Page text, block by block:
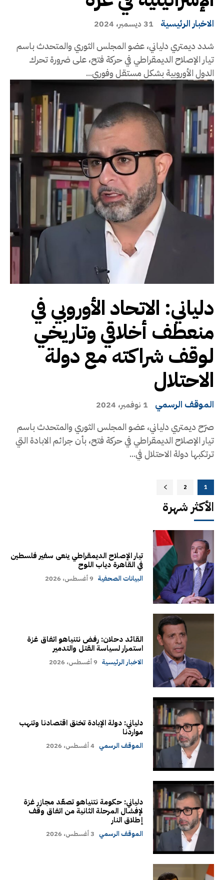
الاخبار الرئيسية 31 ديسمبر، 2024
شدد ديمتري دلياني، عضو المجلس الثوري والمتحدث باسم
تيار الإصلاح الديمقراطي في حركة فتح، على ضرورة تحرك
الدول الأوروبية بشكل مستقل وفوري...
دلياني: الاتحاد الأوروبي في
منعطف أخلاقي وتاريخي
لوقف شراكته مع دولة
الاحتلال
الموقف الرسمي 1 نوفمبر، 2024
صرّح ديمتري دلياني، عضو المجلس الثوري والمتحدث باسم
تيار الإصلاح الديمقراطي في حركة فتح، بأن جرائم الابادة التي
ترتكبها دولة الاحتلال في...
1
2
الأكثر شهرة
تيار الإصلاح الديمقراطي ينعى سفير فلسطين
في القاهرة دياب اللوح
البيانات الصحفية 9 أغسطس، 2026
القائد دحلان: رفض نتنياهو اتفاق غزة
استمرار لسياسة القتل والتدمير
الاخبار الرئيسية 9 أغسطس، 2026
دلياني: دولة الإبادة تخنق اقتصادنا وتنهب
مواردنا
الموقف الرسمي 4 أغسطس، 2026
دلياني: حكومة نتنياهو تصعّد مجازر غزة
لإفشال المرحلة الثانية من اتفاق وقف
إطلاق النار
الموقف الرسمي 3 أغسطس، 2026